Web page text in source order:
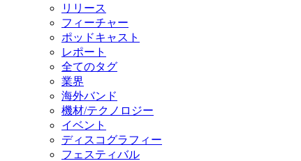
リリース
フィーチャー
ポッドキャスト
レポート
全てのタグ
業界
海外バンド
機材/テクノロジー
イベント
ディスコグラフィー
フェスティバル